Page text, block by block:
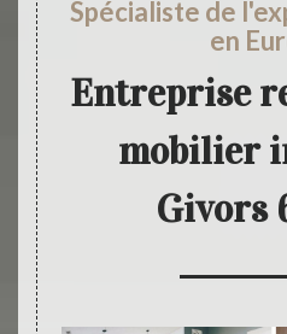
Spécialiste de
en
Entreprise
mobilier
Givors